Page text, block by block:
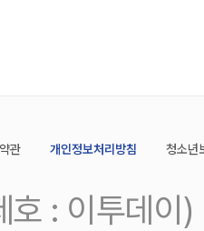
관 개인정보처리방침 청소년
호 : 이투데